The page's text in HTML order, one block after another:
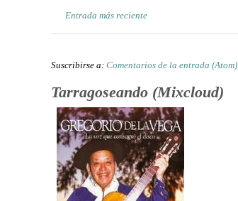
Entrada más reciente
Suscribirse a: Comentarios de la entrada (Atom)
Tarragoseando (Mixcloud)